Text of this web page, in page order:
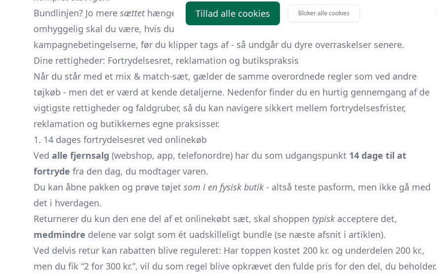
Bundlinjen? Jo mere sættethænger sammen prismæssigt eller kampagnemæssigt, desto mere
omhyggelig skal du være, hvis du kun vil returnere én del. Læs derfor altid retur- og
kampagnebetingelserne, før du klipper tags af - så undgår du dyre overraskelser senere.
Dine rettigheder: Fortrydelsesret, reklamation og butikspraksis
Når du står med et mix & match-sæt, gælder de samme overordnede regler som ved andre
tøjkøb - men det er værd at kende detaljerne. Nedenfor finder du en hurtig gennemgang af de
vigtigste rettigheder og faldgruber, så du kan navigere sikkert mellem fortrydelsesfrister,
reklamation og butikkernes egne praksisser.
1. 14 dages fortrydelsesret ved onlinekøb
Ved alle fjernsalg (webshop, app, telefonordre) har du som udgangspunkt 14 dage til at
fortryde fra den dag, du modtager varen.
Du kan åbne pakken og prøve tøjet som i en fysisk butik - altså teste pasform, men ikke gå med
det i hverdagen.
Returnerer du kun den ene del af et onlinekøbt sæt, skal shoppen typisk acceptere det,
medmindre delene var solgt som ét uadskilleligt bundle (se næste afsnit i artiklen).
Ved delvis retur kan rabatten blive reguleret: Har toppen kostet 200 kr. og underdelen 200 kr.,
men du fik “2 for 300 kr.”, vil du som regel blive opkrævet den fulde pris for den del, du beholder.
Tillad alle cookies Bloker alle cookies